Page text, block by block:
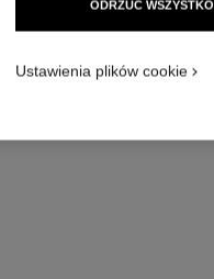
ODRZUĆ WSZYSTKO
Ustawienia plików cookie